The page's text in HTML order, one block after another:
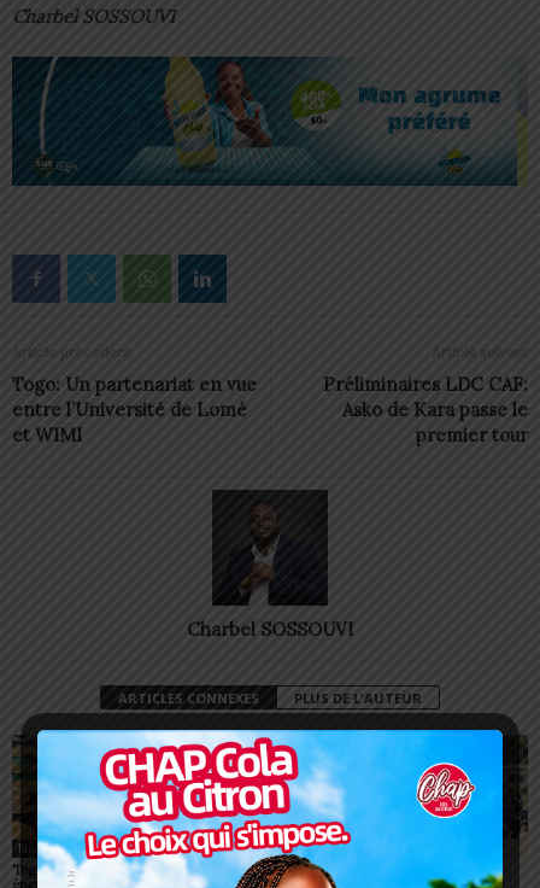
Charbel SOSSOUVI
Article précédent
Togo: Un partenariat en vue
entre l’Université de Lomé
et WIMI
Article suivant
Préliminaires LDC CAF:
Asko de Kara passe le
premier tour
Charbel SOSSOUVI
ARTICLES CONNEXES PLUS DE L'AUTEUR
Non classé
Togo/ Boissons
énergisantes: l’État tire la
Non classé
Togo/ Rentrée scolaire
2026-2027: consultez la
ESSAL 2026 : les
admissibles convoqués